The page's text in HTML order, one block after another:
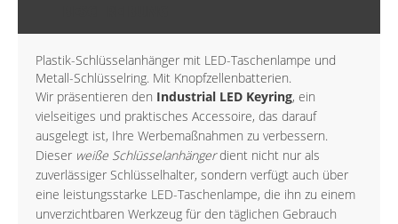
Plastik-Schlüsselanhänger mit LED-Taschenlampe und
Metall-Schlüsselring. Mit Knopfzellenbatterien.
Wir präsentieren den Industrial LED Keyring, ein
vielseitiges und praktisches Accessoire, das darauf
ausgelegt ist, Ihre Werbemaßnahmen zu verbessern.
Dieser weiße Schlüsselanhängerdient nicht nur als
zuverlässiger Schlüsselhalter, sondern verfügt auch über
eine leistungsstarke LED-Taschenlampe, die ihn zu einem
unverzichtbaren Werkzeug für den täglichen Gebrauch